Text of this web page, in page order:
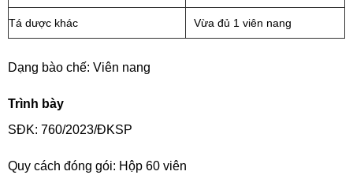
Tá dược khác Vừa đủ 1 viên nang
Dạng bào chế: Viên nang
Trình bày
SĐK: 760/2023/ĐKSP
Quy cách đóng gói: Hộp 60 viên